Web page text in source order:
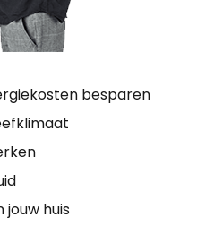
besparen
jouw huis